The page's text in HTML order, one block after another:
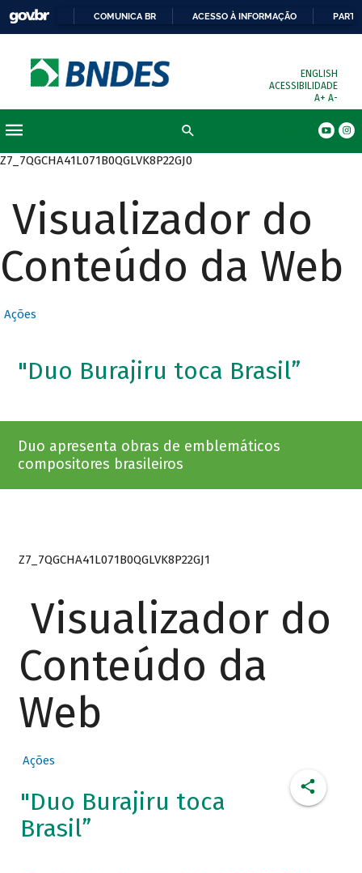
COMUNICA BR ACESSO À INFORMAÇÃO
ENGLISH
ACESSIBILIDADE
A+ A-
Z7_7QGCHA41L071B0QGLVK8P22GJ0
Visualizador do
Conteúdo da Web
Ações
"Duo Burajiru toca Brasil”
Duo apresenta obras de emblemáticos
compositores brasileiros
Z7_7QGCHA41L071B0QGLVK8P22GJ1
Visualizador do
Conteúdo da
Web
Ações
"Duo Burajiru toca
Brasil”